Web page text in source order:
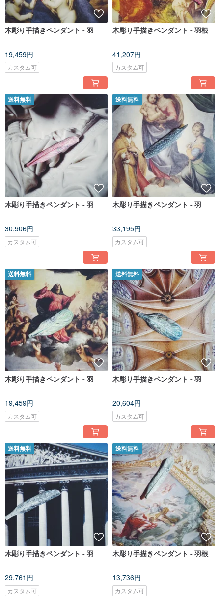
木彫り手描きペンダント - 羽
19,459円
カスタム可
木彫り手描きペンダント - 羽根
41,207円
カスタム可
送料無料
木彫り手描きペンダント - 羽
30,906円
カスタム可
送料無料
木彫り手描きペンダント - 羽
33,195円
カスタム可
送料無料
木彫り手描きペンダント - 羽
19,459円
カスタム可
送料無料
木彫り手描きペンダント - 羽
20,604円
カスタム可
送料無料
木彫り手描きペンダント - 羽
29,761円
カスタム可
送料無料
木彫り手描きペンダント - 羽根
13,736円
カスタム可